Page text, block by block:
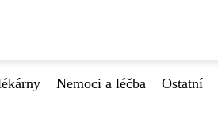
Nemoci a léčba Ostatní